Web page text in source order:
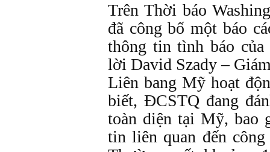
Trên Thời báo
đã công bố một báo
thông tin tình báo
lời David Szady –
Liên bang Mỹ hoạt
biết, ĐCSTQ đang
toàn diện tại Mỹ, bao
tin liên quan đến